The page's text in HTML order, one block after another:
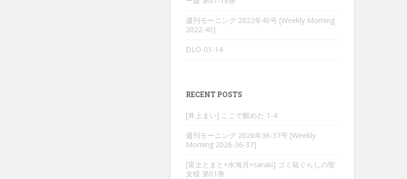
週刊モーニング 2022年40号 [Weekly Morning
2022-40]
DLO-01-14
RECENT POSTS
[井上まい] ここで醒めた 1-4
週刊モーニング 2026年36-37号 [Weekly
Morning 2026-36-37]
[富士とまと×水海月×saraki] ゴミ箱ぐらしの聖
女様 第01巻